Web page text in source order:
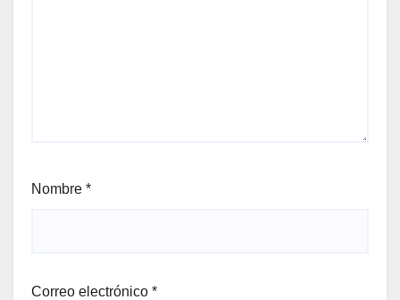
Nombre *
Correo electrónico *